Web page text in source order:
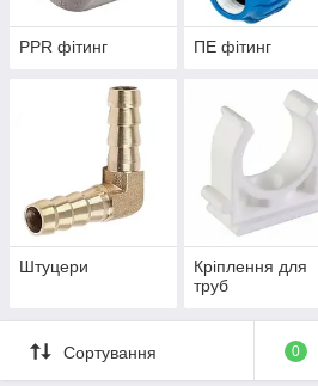
PPR фітинг ПЕ фітинг
Штуцери
Кріплення для
труб
Сортування 0